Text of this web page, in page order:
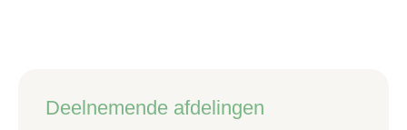
Deelnemende afdelingen